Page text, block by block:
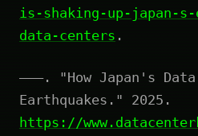
is-shaking-up-japan-s-
data-centers .
———. "How Japan's Data
Earthquakes." 2025.
https://